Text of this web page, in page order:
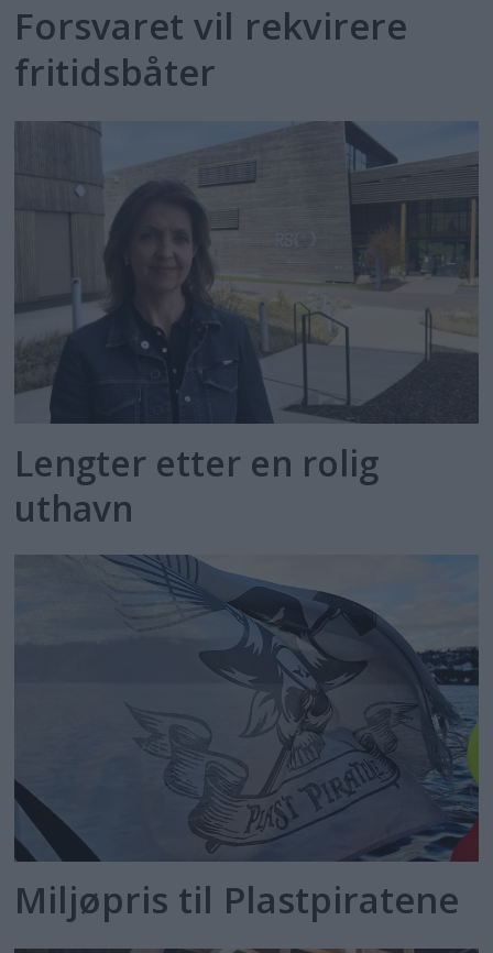
Forsvaret vil rekvirere
fritidsbåter
Lengter etter en rolig
uthavn
Miljøpris til Plastpiratene